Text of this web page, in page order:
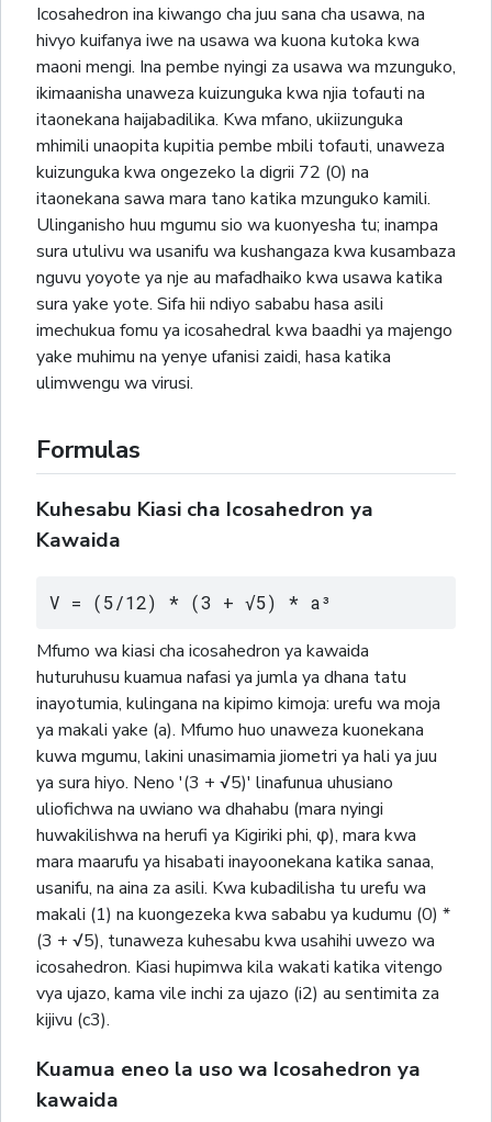
Icosahedron ina kiwango cha juu sana cha usawa, na
hivyo kuifanya iwe na usawa wa kuona kutoka kwa
maoni mengi. Ina pembe nyingi za usawa wa mzunguko,
ikimaanisha unaweza kuizunguka kwa njia tofauti na
itaonekana haijabadilika. Kwa mfano, ukiizunguka
mhimili unaopita kupitia pembe mbili tofauti, unaweza
kuizunguka kwa ongezeko la digrii 72 (0) na
itaonekana sawa mara tano katika mzunguko kamili.
Ulinganisho huu mgumu sio wa kuonyesha tu; inampa
sura utulivu wa usanifu wa kushangaza kwa kusambaza
nguvu yoyote ya nje au mafadhaiko kwa usawa katika
sura yake yote. Sifa hii ndiyo sababu hasa asili
imechukua fomu ya icosahedral kwa baadhi ya majengo
yake muhimu na yenye ufanisi zaidi, hasa katika
ulimwengu wa virusi.
Formulas
Kuhesabu Kiasi cha Icosahedron ya
Kawaida
V = (5/12) * (3 + √5) * a³
Mfumo wa kiasi cha icosahedron ya kawaida
huturuhusu kuamua nafasi ya jumla ya dhana tatu
inayotumia, kulingana na kipimo kimoja: urefu wa moja
ya makali yake (a). Mfumo huo unaweza kuonekana
kuwa mgumu, lakini unasimamia jiometri ya hali ya juu
ya sura hiyo. Neno '(3 + √5)' linafunua uhusiano
uliofichwa na uwiano wa dhahabu (mara nyingi
huwakilishwa na herufi ya Kigiriki phi, φ), mara kwa
mara maarufu ya hisabati inayoonekana katika sanaa,
usanifu, na aina za asili. Kwa kubadilisha tu urefu wa
makali (1) na kuongezeka kwa sababu ya kudumu (0) *
(3 + √5), tunaweza kuhesabu kwa usahihi uwezo wa
icosahedron. Kiasi hupimwa kila wakati katika vitengo
vya ujazo, kama vile inchi za ujazo (i2) au sentimita za
kijivu (c3).
Kuamua eneo la uso wa Icosahedron ya
kawaida